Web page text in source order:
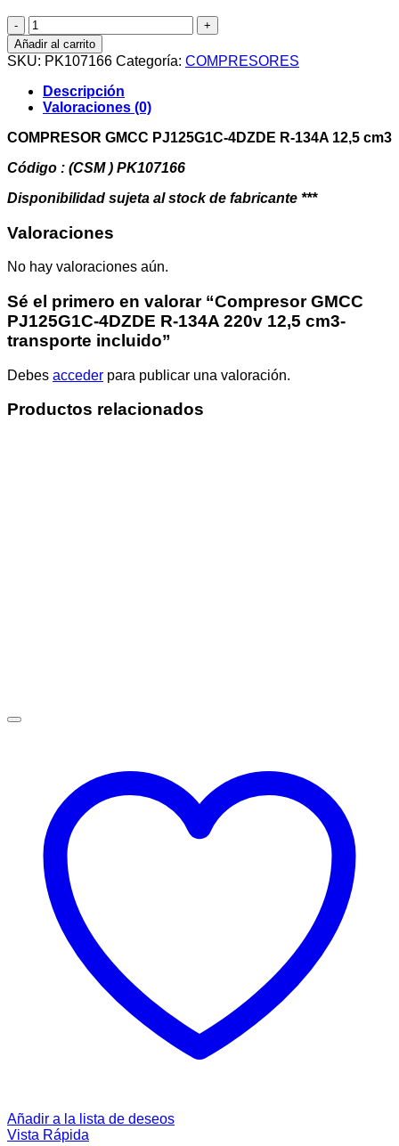
Compresor
GMCC
PJ125G1C-
4DZDE
R-
134A
220v
12,5
transporte
cantidad
Añadir al carrito
SKU: PK107166 Categoría: COMPRESORES
Descripción
Valoraciones (0)
COMPRESOR GMCC PJ125G1C-4DZDE R-134A 12,5 cm3
Código : (CSM ) PK107166
Disponibilidad sujeta al stock de fabricante ***
Valoraciones
No hay valoraciones aún.
Sé el primero en valorar “Compresor GMCC
PJ125G1C-4DZDE R-134A 220v 12,5 cm3-
transporte incluido”
Debes acceder para publicar una valoración.
Productos relacionados
Añadir a la lista de deseos
Vista Rápida